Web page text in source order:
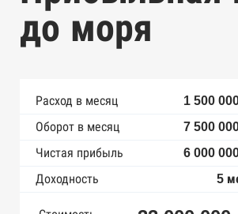
до моря
Расход в месяц
1 500
Оборот в месяц
7 500
Чистая прибыль
6 000
Доходность
5